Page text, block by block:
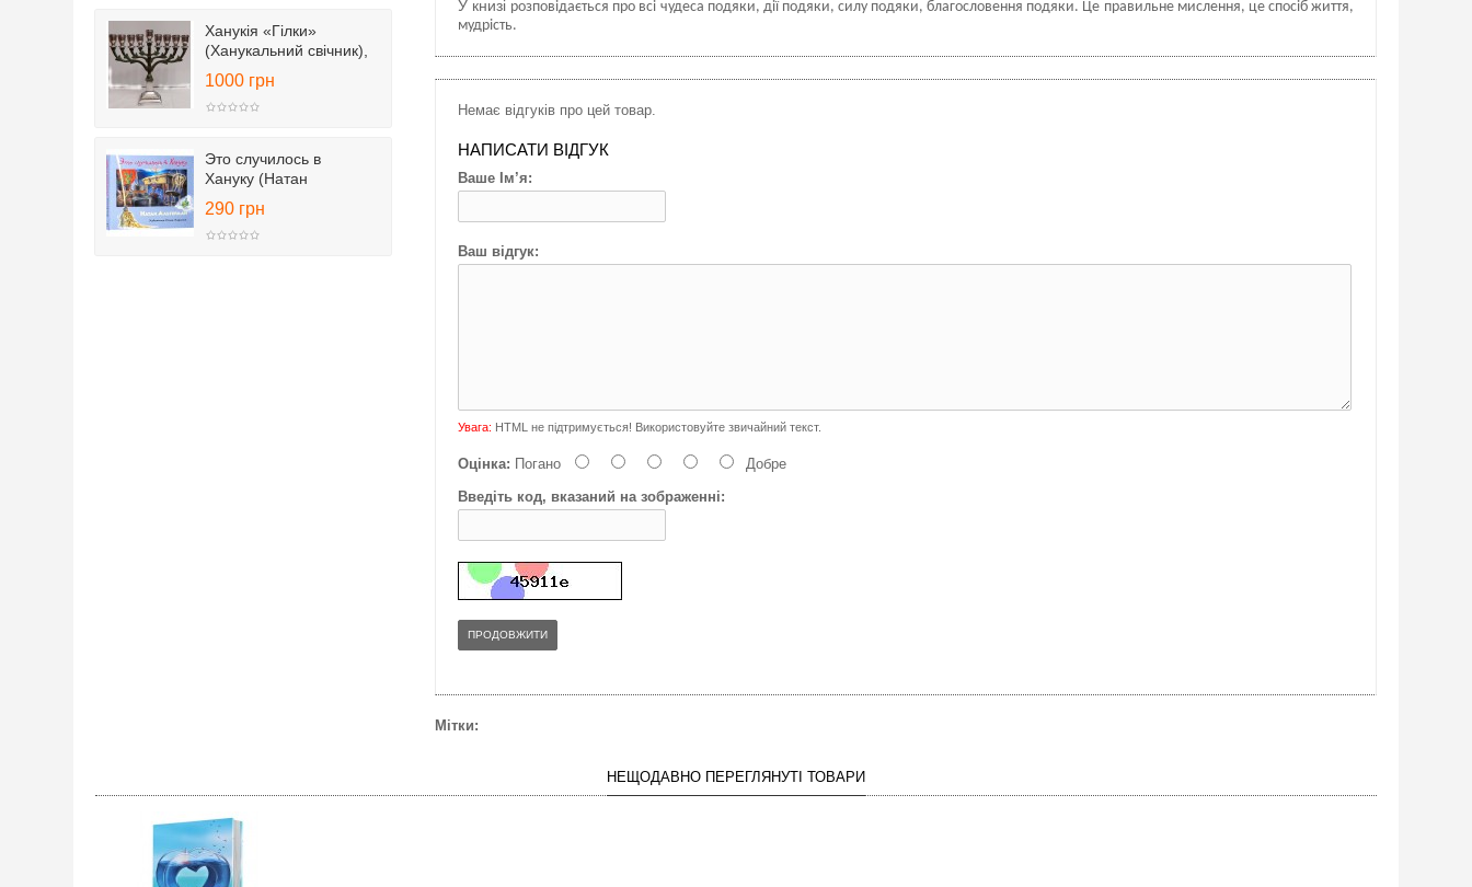
Ханукія «Гілки»
(Ханукальний свічник),
25 см
1000 грн
Это случилось в
Хануку (Натан
Альтерман)
290 грн
У книзі розповідається про всі чудеса подяки, дії подяки, силу подяки, благословення подяки. Це правильне мислення, це спосіб життя,
мудрість.
Немає відгуків про цей товар.
НАПИСАТИ ВІДГУК
Ваше Ім’я:
Ваш відгук:
Увага: HTML не підтримується! Використовуйте звичайний текст.
Оцінка: Погано
Добре
Введіть код, вказаний на зображенні:
ПРОДОВЖИТИ
Мітки:
НЕЩОДАВНО ПЕРЕГЛЯНУТІ ТОВАРИ